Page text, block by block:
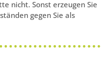
nicht. Sonst erzeugen Sie
gegen Sie als